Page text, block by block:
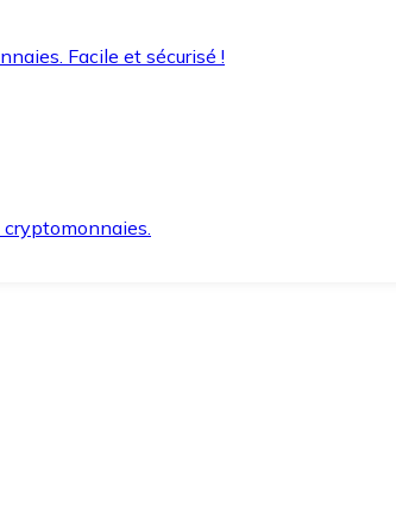
Facile et sécurisé !
toute sécurité.
en avez besoin.